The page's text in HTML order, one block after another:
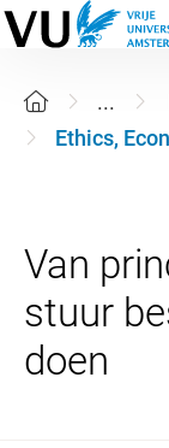
...
Ethics,
Van
stuur